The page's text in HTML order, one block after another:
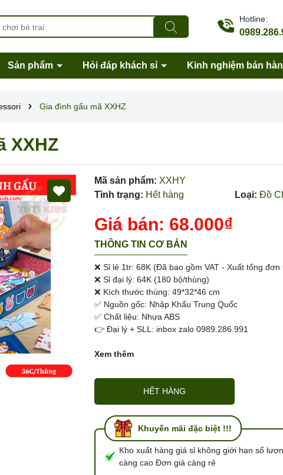
Hotline:
Sản phẩm Hỏi đáp khách sỉ Kinh nghiệm bán
Gia đình gấu mã XXHZ
XXHZ
Mã sản phẩm: XXHY
Tình trạng: Hết hàng Loại: Đồ
Giá bán: 68.000₫
THÔNG TIN CƠ BẢN
❌ Sỉ lẻ 1tr: 68K (Đã bao gồm VAT - Xuất tổng đơn
❌ Sỉ đại lý: 64K (180 bộ/thùng)
❌ Kích thước thùng: 49*32*46 cm
✅ Nguồn gốc: Nhập Khẩu Trung Quốc
✅ Chất liệu: Nhựa ABS
👉 Đại lý + SLL: inbox zalo 0989.286.991
Xem thêm
HẾT HÀNG
Khuyến mãi đặc biệt !!!
Kho xuất hàng giá sỉ không giới hạn số
càng cao Đơn giá càng rẻ
Mã giảm giá:
Ngày hết hạn:
Điều kiện: